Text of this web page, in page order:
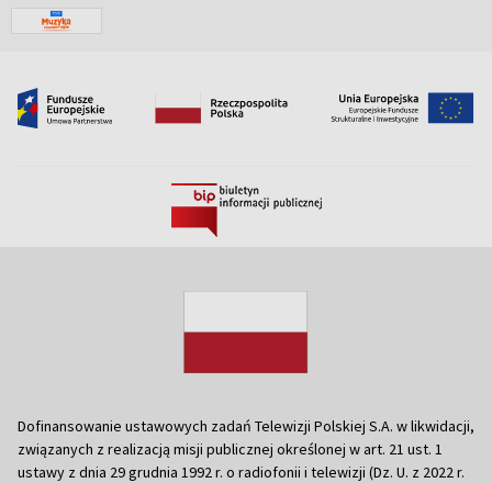
Dofinansowanie ustawowych zadań Telewizji Polskiej S.A. w likwidacji,
związanych z realizacją misji publicznej określonej w art. 21 ust. 1
ustawy z dnia 29 grudnia 1992 r. o radiofonii i telewizji (Dz. U. z 2022 r.